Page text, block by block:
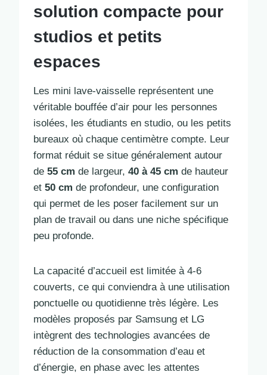
solution compacte pour
studios et petits
espaces
Les mini lave-vaisselle représentent une
véritable bouffée d’air pour les personnes
isolées, les étudiants en studio, ou les petits
bureaux où chaque centimètre compte. Leur
format réduit se situe généralement autour
de 55 cm de largeur, 40 à 45 cm de hauteur
et 50 cm de profondeur, une configuration
qui permet de les poser facilement sur un
plan de travail ou dans une niche spécifique
peu profonde.
La capacité d’accueil est limitée à 4-6
couverts, ce qui conviendra à une utilisation
ponctuelle ou quotidienne très légère. Les
modèles proposés par Samsung et LG
intègrent des technologies avancées de
réduction de la consommation d’eau et
d’énergie, en phase avec les attentes